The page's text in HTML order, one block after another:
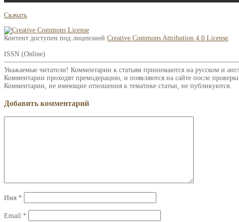
Скачать
Контент доступен под лицензией Creative Commons Attribution 4.0 License.
ISSN (Online)
Уважаемые читатели! Комментарии к статьям принимаются на русском и
Комментарии проходят премодерацию, и появляются на сайте после
Комментарии, не имеющие отношения к тематике статьи, не публикуются.
Добавить комментарий
Имя *
Email *